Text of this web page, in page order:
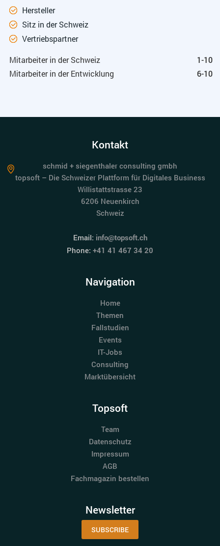
Hersteller
Sitz in der Schweiz
Vertriebspartner
Mitarbeiter in der Schweiz
1-10
Mitarbeiter in der Entwicklung
6-10
Kontakt
schmid + siegenthaler consulting gmbh
topsoft – Die Schweizer Plattform für Digitales Business
Willistattstrasse 23
6206 Neuenkirch
Schweiz
Email: info@topsoft.ch
Phone: +41 41 467 34 20
Navigation
Home
Themen
Fallstudien
Events
IT-Jobs
Consulting
Marktübersicht
Topsoft
Team
Datenschutz
Impressum
AGB
Fachmagazin bestellen
Newsletter
SUBSCRIBE